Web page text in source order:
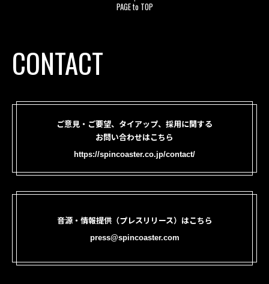
PAGE to TOP
CONTACT
ご意見・ご要望、タイアップ、採用に関する
お問い合わせはこちら
https://spincoaster.co.jp/contact/
音源・情報提供（プレスリリース）はこちら
press@spincoaster.com